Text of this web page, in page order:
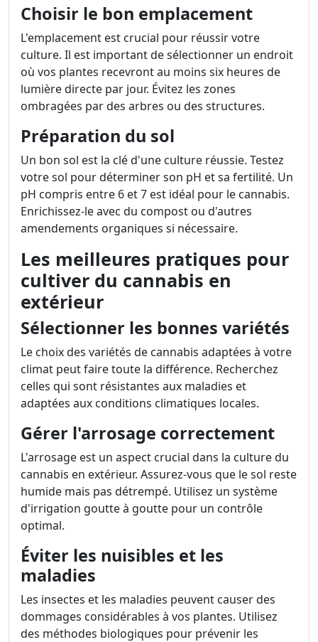
Choisir le bon emplacement
L'emplacement est crucial pour réussir votre
culture. Il est important de sélectionner un endroit
où vos plantes recevront au moins six heures de
lumière directe par jour. Évitez les zones
ombragées par des arbres ou des structures.
Préparation du sol
Un bon sol est la clé d'une culture réussie. Testez
votre sol pour déterminer son pH et sa fertilité. Un
pH compris entre 6 et 7 est idéal pour le cannabis.
Enrichissez-le avec du compost ou d'autres
amendements organiques si nécessaire.
Les meilleures pratiques pour
cultiver du cannabis en
extérieur
Sélectionner les bonnes variétés
Le choix des variétés de cannabis adaptées à votre
climat peut faire toute la différence. Recherchez
celles qui sont résistantes aux maladies et
adaptées aux conditions climatiques locales.
Gérer l'arrosage correctement
L'arrosage est un aspect crucial dans la culture du
cannabis en extérieur. Assurez-vous que le sol reste
humide mais pas détrempé. Utilisez un système
d'irrigation goutte à goutte pour un contrôle
optimal.
Éviter les nuisibles et les
maladies
Les insectes et les maladies peuvent causer des
dommages considérables à vos plantes. Utilisez
des méthodes biologiques pour prévenir les